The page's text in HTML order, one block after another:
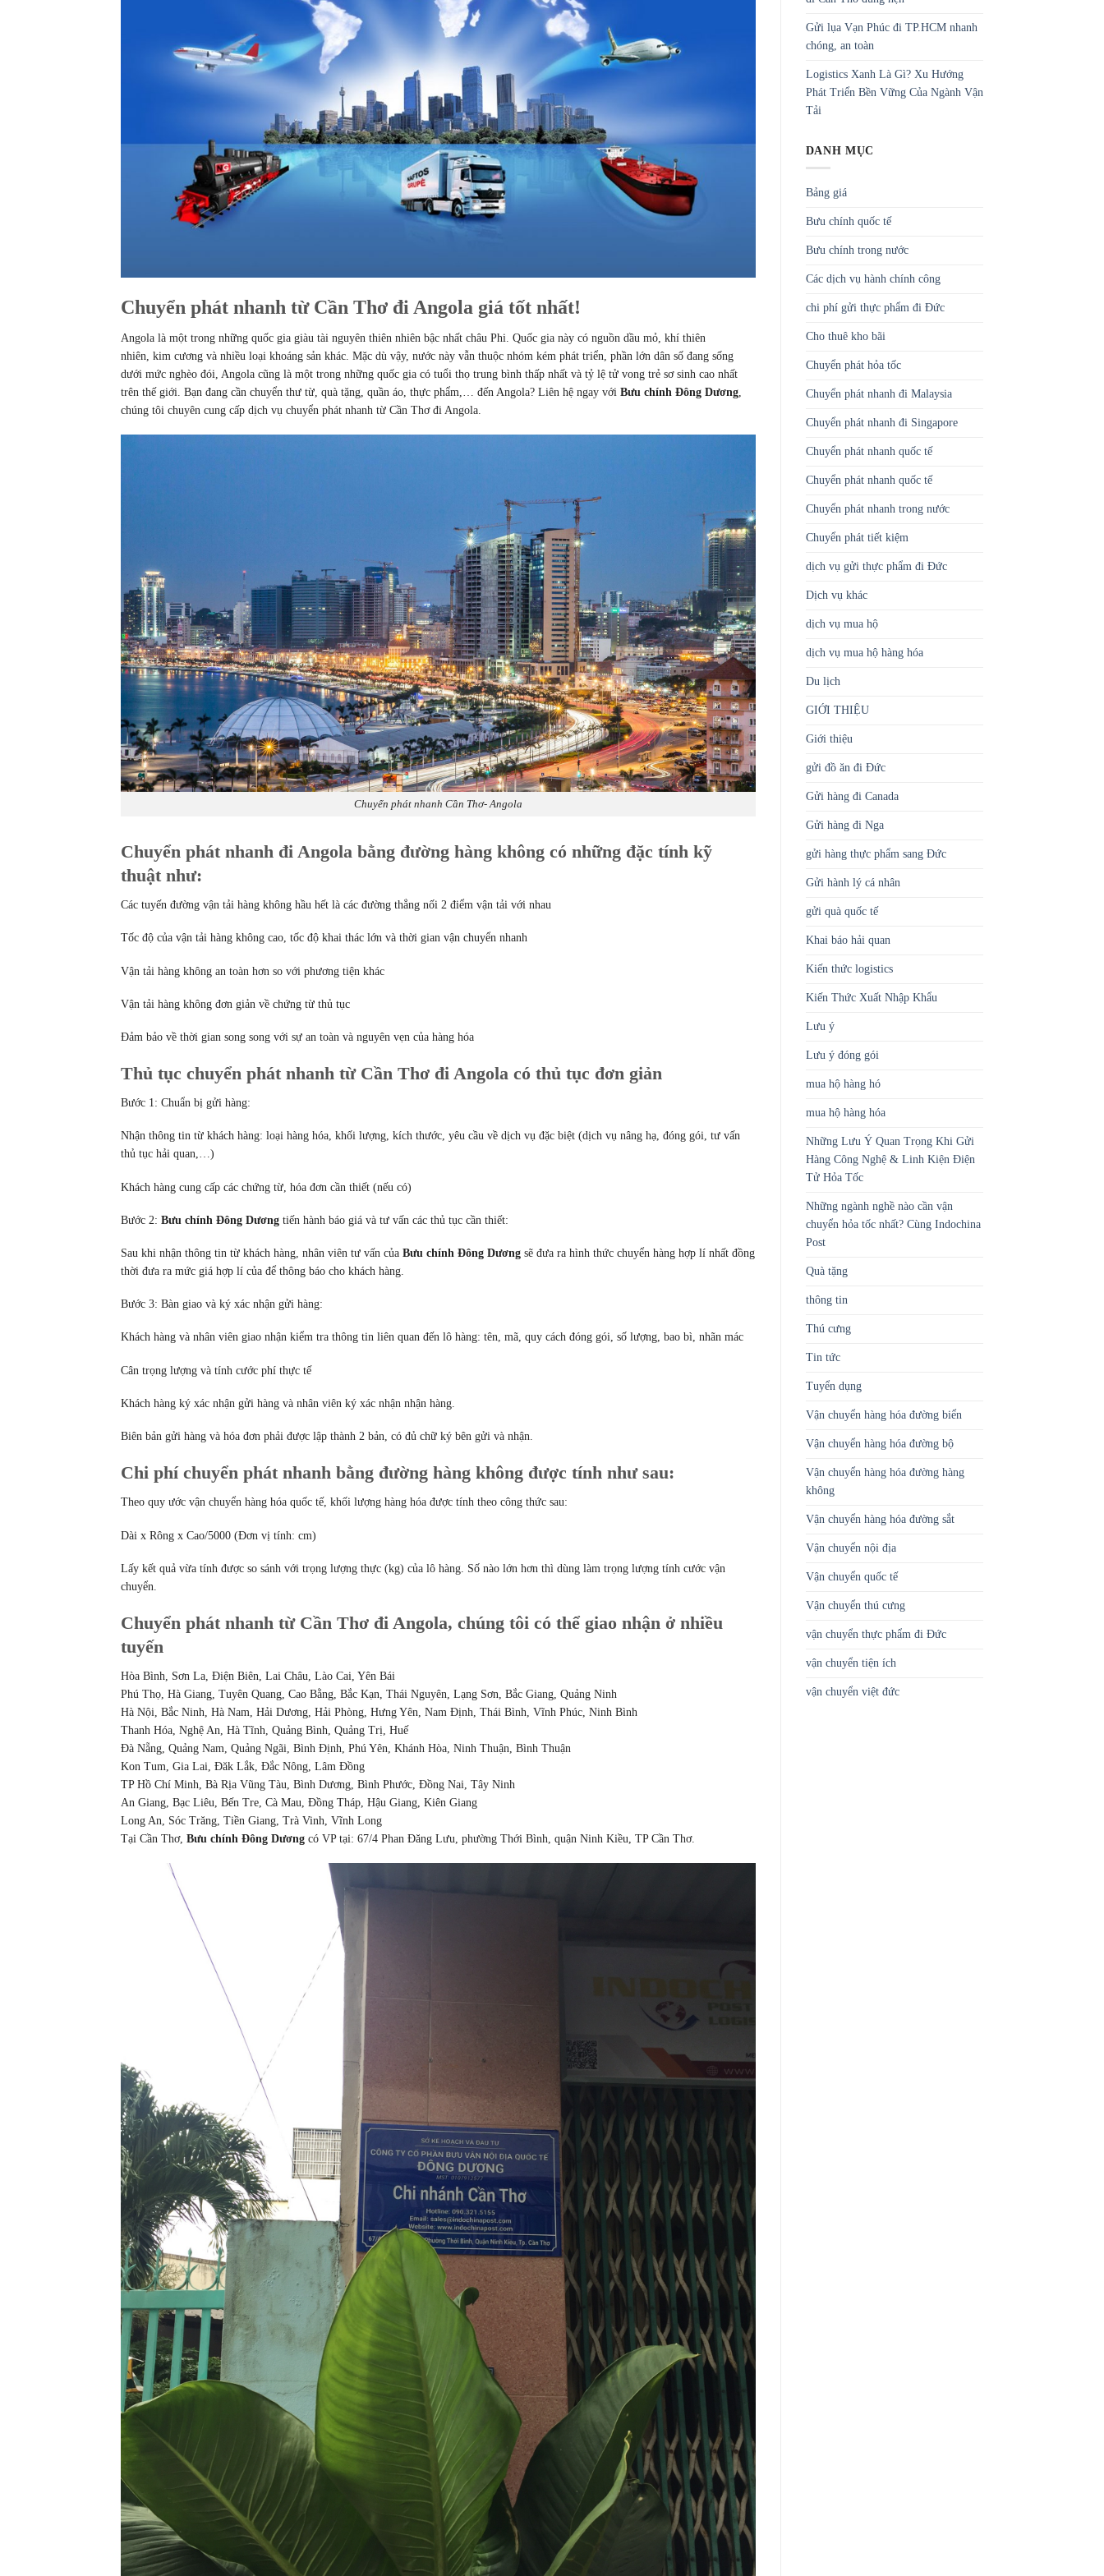
Chuyển phát nhanh từ Cần Thơ đi Angola giá tốt nhất!
Angola là một trong những quốc gia giàu tài nguyên thiên nhiên bậc nhất châu Phi. Quốc gia này có nguồn dầu mỏ, khí thiên
nhiên, kim cương và nhiều loại khoáng sản khác. Mặc dù vậy, nước này vẫn thuộc nhóm kém phát triển, phần lớn dân số đang sống
dưới mức nghèo đói, Angola cũng là một trong những quốc gia có tuổi thọ trung bình thấp nhất và tỷ lệ tử vong trẻ sơ sinh cao nhất
trên thế giới. Bạn đang cần chuyển thư từ, quà tặng, quần áo, thực phẩm,… đến Angola? Liên hệ ngay với Bưu chính Đông Dương,
chúng tôi chuyên cung cấp dịch vụ chuyển phát nhanh từ Cần Thơ đi Angola.
Chuyển phát nhanh Cần Thơ- Angola
Chuyển phát nhanh đi Angola bằng đường hàng không có những đặc tính kỹ
thuật như:
Các tuyến đường vận tải hàng không hầu hết là các đường thẳng nối 2 điểm vận tải với nhau
Tốc độ của vận tải hàng không cao, tốc độ khai thác lớn và thời gian vận chuyển nhanh
Vận tải hàng không an toàn hơn so với phương tiện khác
Vận tải hàng không đơn giản về chứng từ thủ tục
Đảm bảo về thời gian song song với sự an toàn và nguyên vẹn của hàng hóa
Thủ tục chuyển phát nhanh từ Cần Thơ đi Angola có thủ tục đơn giản
Bước 1: Chuẩn bị gửi hàng:
Nhận thông tin từ khách hàng: loại hàng hóa, khối lượng, kích thước, yêu cầu về dịch vụ đặc biệt (dịch vụ nâng hạ, đóng gói, tư vấn
thủ tục hải quan,…)
Khách hàng cung cấp các chứng từ, hóa đơn cần thiết (nếu có)
Bước 2: Bưu chính Đông Dương tiến hành báo giá và tư vấn các thủ tục cần thiết:
Sau khi nhận thông tin từ khách hàng, nhân viên tư vấn của Bưu chính Đông Dương sẽ đưa ra hình thức chuyển hàng hợp lí nhất đồng
thời đưa ra mức giá hợp lí của để thông báo cho khách hàng.
Bước 3: Bàn giao và ký xác nhận gửi hàng:
Khách hàng và nhân viên giao nhận kiểm tra thông tin liên quan đến lô hàng: tên, mã, quy cách đóng gói, số lượng, bao bì, nhãn mác
Cân trọng lượng và tính cước phí thực tế
Khách hàng ký xác nhận gửi hàng và nhân viên ký xác nhận nhận hàng.
Biên bản gửi hàng và hóa đơn phải được lập thành 2 bản, có đủ chữ ký bên gửi và nhận.
Chi phí chuyển phát nhanh bằng đường hàng không được tính như sau:
Theo quy ước vận chuyển hàng hóa quốc tế, khối lượng hàng hóa được tính theo công thức sau:
Dài x Rông x Cao/5000 (Đơn vị tính: cm)
Lấy kết quả vừa tính được so sánh với trọng lượng thực (kg) của lô hàng. Số nào lớn hơn thì dùng làm trọng lượng tính cước vận
chuyển.
Chuyển phát nhanh từ Cần Thơ đi Angola, chúng tôi có thể giao nhận ở nhiều
tuyến
Hòa Bình, Sơn La, Điện Biên, Lai Châu, Lào Cai, Yên Bái
Phú Thọ, Hà Giang, Tuyên Quang, Cao Bằng, Bắc Kạn, Thái Nguyên, Lạng Sơn, Bắc Giang, Quảng Ninh
Hà Nội, Bắc Ninh, Hà Nam, Hải Dương, Hải Phòng, Hưng Yên, Nam Định, Thái Bình, Vĩnh Phúc, Ninh Bình
Thanh Hóa, Nghệ An, Hà Tĩnh, Quảng Bình, Quảng Trị, Huế
Đà Nẵng, Quảng Nam, Quảng Ngãi, Bình Định, Phú Yên, Khánh Hòa, Ninh Thuận, Bình Thuận
Kon Tum, Gia Lai, Đăk Lắk, Đắc Nông, Lâm Đồng
TP Hồ Chí Minh, Bà Rịa Vũng Tàu, Bình Dương, Bình Phước, Đồng Nai, Tây Ninh
An Giang, Bạc Liêu, Bến Tre, Cà Mau, Đồng Tháp, Hậu Giang, Kiên Giang
Long An, Sóc Trăng, Tiền Giang, Trà Vinh, Vĩnh Long
Tại Cần Thơ, Bưu chính Đông Dương có VP tại: 67/4 Phan Đăng Lưu, phường Thới Bình, quận Ninh Kiều, TP Cần Thơ.
Gửi lụa Vạn Phúc đi TP.HCM nhanh
chóng, an toàn
Logistics Xanh Là Gì? Xu Hướng
Phát Triển Bền Vững Của Ngành Vận
Tải
DANH MỤC
Bảng giá
Bưu chính quốc tế
Bưu chính trong nước
Các dịch vụ hành chính công
chi phí gửi thực phẩm đi Đức
Cho thuê kho bãi
Chuyển phát hỏa tốc
Chuyển phát nhanh đi Malaysia
Chuyển phát nhanh đi Singapore
Chuyển phát nhanh quốc tế
Chuyển phát nhanh quốc tế
Chuyển phát nhanh trong nước
Chuyển phát tiết kiệm
dịch vụ gửi thực phẩm đi Đức
Dịch vụ khác
dịch vụ mua hộ
dịch vụ mua hộ hàng hóa
Du lịch
GIỚI THIỆU
Giới thiệu
gửi đồ ăn đi Đức
Gửi hàng đi Canada
Gửi hàng đi Nga
gửi hàng thực phẩm sang Đức
Gửi hành lý cá nhân
gửi quà quốc tế
Khai báo hải quan
Kiến thức logistics
Kiến Thức Xuất Nhập Khẩu
Lưu ý
Lưu ý đóng gói
mua hộ hàng hó
mua hộ hàng hóa
Những Lưu Ý Quan Trọng Khi Gửi
Hàng Công Nghệ & Linh Kiện Điện
Tử Hỏa Tốc
Những ngành nghề nào cần vận
chuyển hỏa tốc nhất? Cùng Indochina
Post
Quà tặng
thông tin
Thú cưng
Tin tức
Tuyển dụng
Vận chuyển hàng hóa đường biển
Vận chuyển hàng hóa đường bộ
Vận chuyển hàng hóa đường hàng
không
Vận chuyển hàng hóa đường sắt
Vận chuyển nội địa
Vận chuyển quốc tế
Vận chuyển thú cưng
vận chuyển thực phẩm đi Đức
vận chuyển tiện ích
vận chuyển việt đức